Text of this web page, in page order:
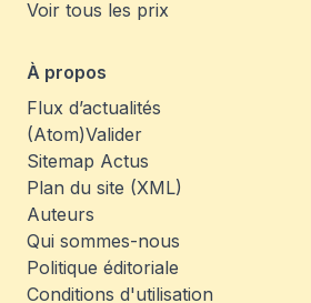
Voir tous les prix
À propos
Flux d’actualités
(Atom)Valider
Sitemap Actus
Plan du site (XML)
Auteurs
Qui sommes-nous
Politique éditoriale
Conditions d'utilisation